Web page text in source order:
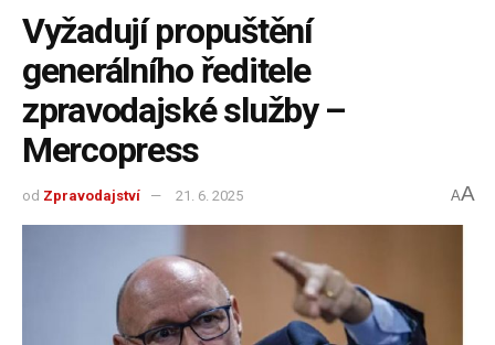
Vyžadují propuštění
generálního ředitele
zpravodajské služby –
Mercopress
od Zpravodajství 21. 6. 2025 AA